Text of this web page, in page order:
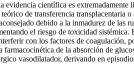
científica es
de transferencia transplacentaria
debido a la inmadurez de
el riesgo de toxicidad
con los factores de coagulación,
de la absorción de
vasodilatador, derivando en